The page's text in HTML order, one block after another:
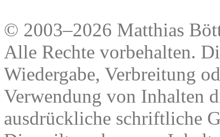
© 2003–2026 Matthias
Alle Rechte vorbehalten.
Wiedergabe, Verbreitung
Verwendung von Inhalten
ausdrückliche schriftliche